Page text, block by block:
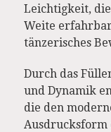
Leichtigkeit,
Weite
tänzerisches
Durch das
und Dynamik
die den
Ausdrucksform